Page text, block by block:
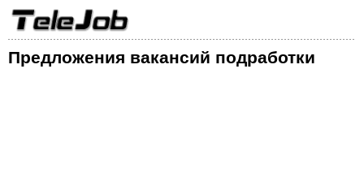
Предложения вакансий подработки